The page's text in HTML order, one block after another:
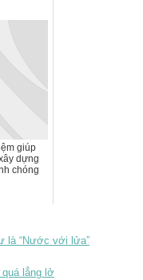
giúp
dựng
chóng
là “Nước với lửa”
lẳng lở